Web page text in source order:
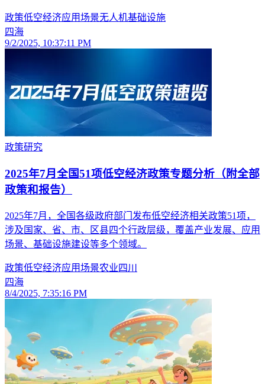
政策低空经济应用场景无人机基础设施
四海
9/2/2025, 10:37:11 PM
政策研究
2025年7月全国51项低空经济政策专题分析（附全部
政策和报告）
2025年7月，全国各级政府部门发布低空经济相关政策51项，
涉及国家、省、市、区县四个行政层级，覆盖产业发展、应用
场景、基础设施建设等多个领域。
政策低空经济应用场景农业四川
四海
8/4/2025, 7:35:16 PM